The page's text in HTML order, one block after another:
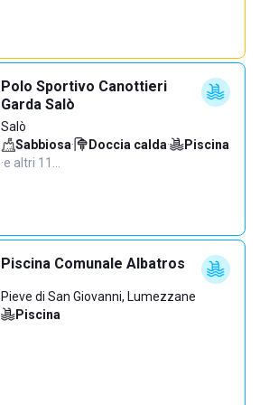
Polo Sportivo Canottieri
Garda Salò
Salò
Sabbiosa· Doccia calda·
Piscina
·e altri 11…
Piscina Comunale Albatros
Pieve di San Giovanni, Lumezzane
Piscina